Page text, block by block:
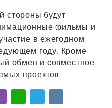
стороны будут
фильмы и
в ежегодном
году. Кроме
обмен и совместное
проектов.